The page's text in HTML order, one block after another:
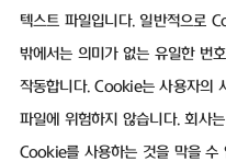
텍스트 파일입니다. 일반적으로
밖에서는 의미가 없는 유일한 번
작동합니다. Cookie는 사용자의
파일에 위험하지 않습니다. 회사
Cookie를 사용하는 것을 막을 수